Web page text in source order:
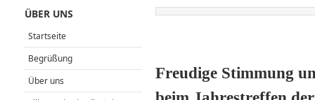
Freudige Stimmung
ÜBER UNS
Startseite
Begrüßung
Über uns